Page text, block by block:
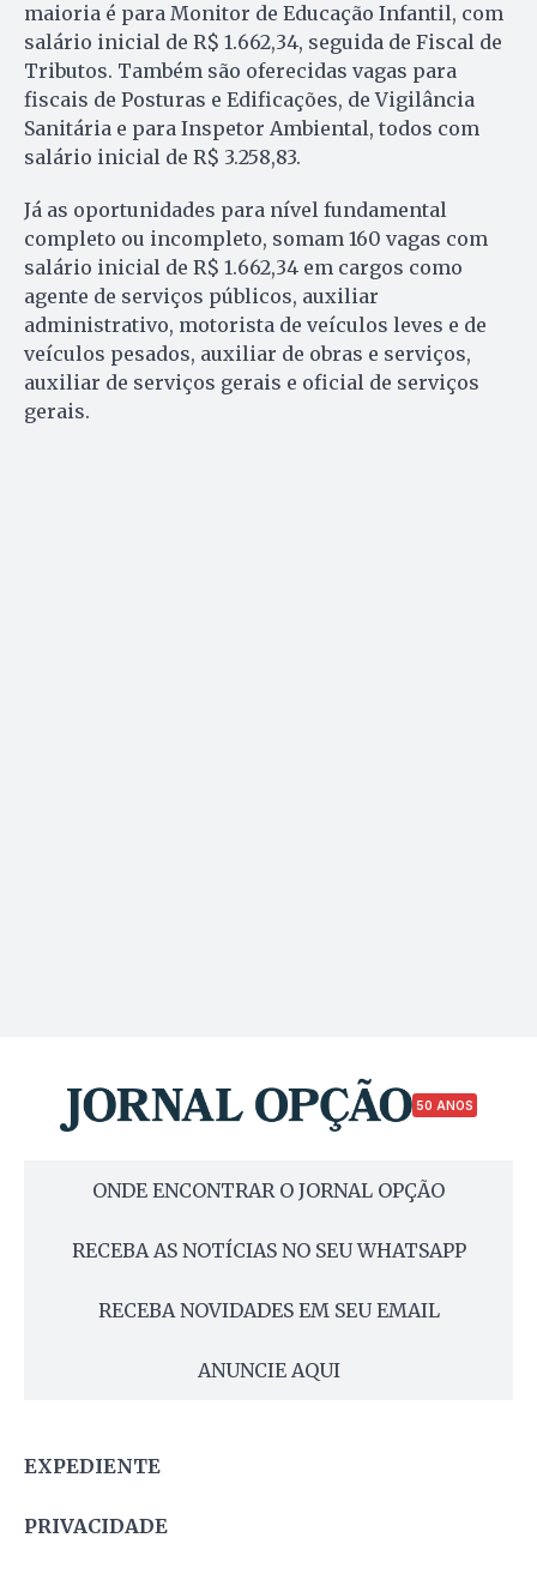
maioria é para Monitor de Educação Infantil, com
salário inicial de R$ 1.662,34, seguida de Fiscal de
Tributos. Também são oferecidas vagas para
fiscais de Posturas e Edificações, de Vigilância
Sanitária e para Inspetor Ambiental, todos com
salário inicial de R$ 3.258,83.
Já as oportunidades para nível fundamental
completo ou incompleto, somam 160 vagas com
salário inicial de R$ 1.662,34 em cargos como
agente de serviços públicos, auxiliar
administrativo, motorista de veículos leves e de
veículos pesados, auxiliar de obras e serviços,
auxiliar de serviços gerais e oficial de serviços
gerais.
50 ANOS
ONDE ENCONTRAR O JORNAL OPÇÃO
RECEBA AS NOTÍCIAS NO SEU WHATSAPP
RECEBA NOVIDADES EM SEU EMAIL
ANUNCIE AQUI
EXPEDIENTE
PRIVACIDADE